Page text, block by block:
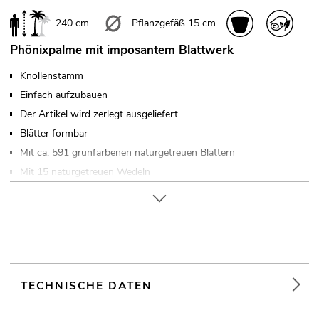
240 cm Pflanzgefäß 15 cm
Phönixpalme mit imposantem Blattwerk
Knollenstamm
Einfach aufzubauen
Der Artikel wird zerlegt ausgeliefert
Blätter formbar
Mit ca. 591 grünfarbenen naturgetreuen Blättern
Mit 15 naturgetreuen Wedeln
TECHNISCHE DATEN